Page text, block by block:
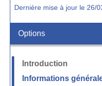
Dernière mise à jour le 26/
Options
Introduction
Informations